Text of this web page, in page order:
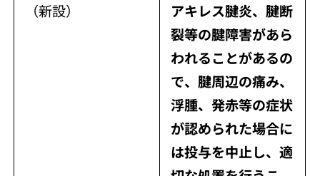
（新設）
アキレス腱炎、腱断
裂等の腱障害があら
われることがあるの
で、腱周辺の痛み、
浮腫、発赤等の症状
が認められた場合に
は投与を中止し、適